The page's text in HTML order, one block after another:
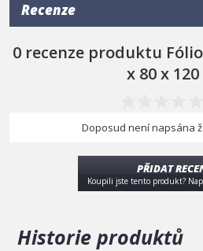
Recenze
0 recenze produktu
x 80 x
Doposud není napsána
PŘIDAT
Koupili jste tento produkt?
Historie produktů